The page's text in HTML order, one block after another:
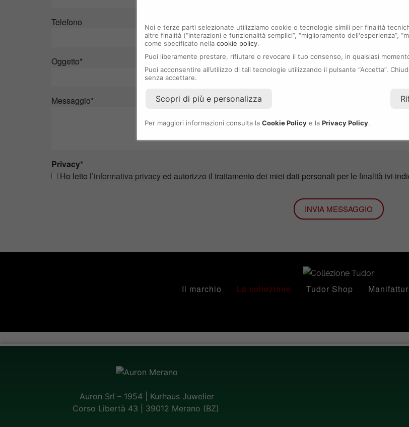
Telefono Email*
Oggetto*
Messaggio*
Privacy*
Ho letto l’informativa privacyed autorizzo il trattamento dei miei dati personali per le finalità ivi
INVIA MESSAGGIO
Il marchio La collezione Tudor Shop
Auron Srl – 1954 | Kurhaus Juwelier
Corso Libertà 43 | 39012 Merano (BZ)
Noi e terze parti selezionate utilizziamo cookie o tecnologie simili per finalità
altre finalità (“interazioni e funzionalità semplici”, “miglioramento dell'esperienza”,
come specificato nella cookie policy.
Puoi liberamente prestare, rifiutare o revocare il tuo consenso, in qualsiasi
Puoi acconsentire all’utilizzo di tali tecnologie utilizzando il pulsante “Accetta”.
senza accettare.
Scopri di più e personalizza
Per maggiori informazioni consulta la Cookie Policy e la Privacy Policy.